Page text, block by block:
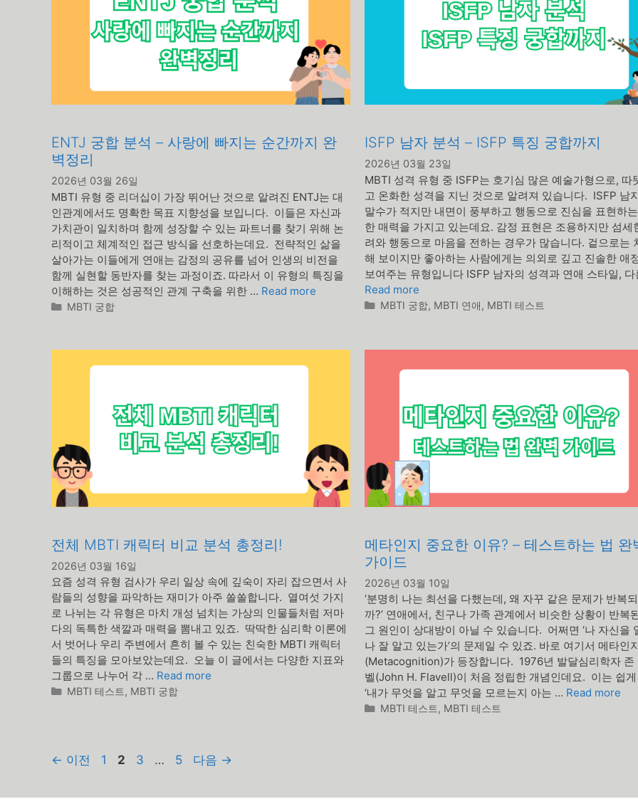
ENTJ 궁합 분석 – 사랑에 빠지는 순간까지 완
벽정리
2026년 03월 26일
MBTI 유형 중 리더십이 가장 뛰어난 것으로 알려진 ENTJ는 대
인관계에서도 명확한 목표 지향성을 보입니다. 이들은 자신과
가치관이 일치하며 함께 성장할 수 있는 파트너를 찾기 위해 논
리적이고 체계적인 접근 방식을 선호하는데요. 전략적인 삶을
살아가는 이들에게 연애는 감정의 공유를 넘어 인생의 비전을
함께 실현할 동반자를 찾는 과정이죠. 따라서 이 유형의 특징을
이해하는 것은 성공적인 관계 구축을 위한 … Read more
카
리
MBTI 궁합
ISFP 남자 분석 – ISFP 특징 궁합까지
2026년 03월 23일
MBTI 성격 유형 중 ISFP는 호기심 많은 예술가형으로, 따
고 온화한 성격을 지닌 것으로 알려져 있습니다. ISFP 남
말수가 적지만 내면이 풍부하고 행동으로 진심을 표현하
한 매력을 가지고 있는데요. 감정 표현은 조용하지만 섬세
려와 행동으로 마음을 전하는 경우가 많습니다. 겉으로는
해 보이지만 좋아하는 사람에게는 의외로 깊고 진솔한 애
보여주는 유형입니다 ISFP 남자의 성격과 연애 스타일,
Read more
카
리
MBTI 궁합, MBTI 연애 , MBTI 테스트
전체 MBTI 캐릭터 비교 분석 총정리!
2026년 03월 16일
요즘 성격 유형 검사가 우리 일상 속에 깊숙이 자리 잡으면서 사
람들의 성향을 파악하는 재미가 아주 쏠쏠합니다. 열여섯 가지
로 나뉘는 각 유형은 마치 개성 넘치는 가상의 인물들처럼 저마
다의 독특한 색깔과 매력을 뽐내고 있죠. 딱딱한 심리학 이론에
서 벗어나 우리 주변에서 흔히 볼 수 있는 친숙한 MBTI 캐릭터
들의 특징을 모아보았는데요. 오늘 이 글에서는 다양한 지표와
그룹으로 나누어 각 … Read more
카
MBTI 테스트 , MBTI 궁합
메타인지 중요한 이유? – 테스트하는 법 완
가이드
2026년 03월 10일
‘분명히 나는 최선을 다했는데, 왜 자꾸 같은 문제가 반복
까?’ 연애에서, 친구나 가족 관계에서 비슷한 상황이 반복
그 원인이 상대방이 아닐 수 있습니다. 어쩌면 ‘나 자신을
나 잘 알고 있는가’의 문제일 수 있죠. 바로 여기서 메타인
(Metacognition)가 등장합니다. 1976년 발달심리학자 존
벨(John H. Flavell)이 처음 정립한 개념인데요. 이는 쉽게
‘내가 무엇을 알고 무엇을 모르는지 아는 … Read more
카
MBTI 테스트 , MBTI 테스트
← 이전
페
지
1
페
지
2
페
지
3 …
페
지
5 다음 →